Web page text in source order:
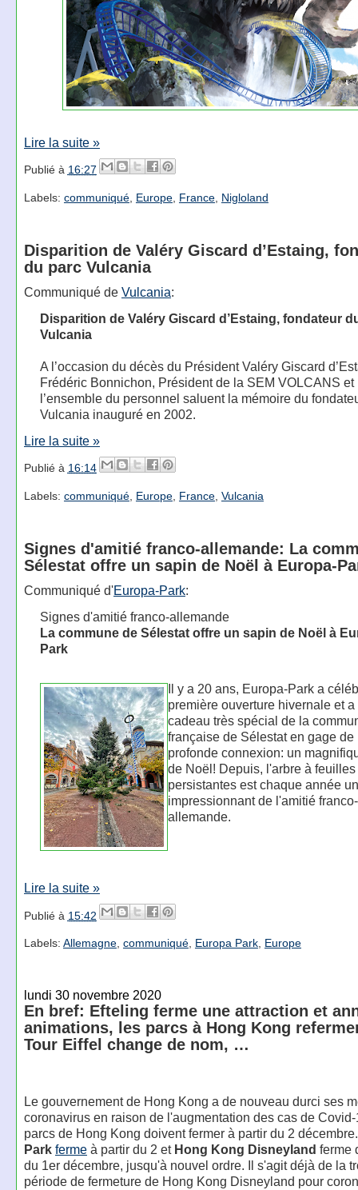
Lire la suite »
Publié à 16:27
Labels: communiqué, Europe, France, Nigloland
Disparition de Valéry Giscard d’Estaing,
du parc Vulcania
Communiqué de Vulcania:
Disparition de Valéry Giscard d’Estaing, fondateur
Vulcania
A l’occasion du décès du Président Valéry Giscard
Frédéric Bonnichon, Président de la SEM VOLCANS et
l’ensemble du personnel saluent la mémoire du
Vulcania inauguré en 2002.
Lire la suite »
Publié à 16:14
Labels: communiqué, Europe, France, Vulcania
Signes d'amitié franco-allemande: La
Sélestat offre un sapin de Noël à Europa-
Communiqué d'Europa-Park:
Signes d'amitié franco-allemande
La commune de Sélestat offre un sapin de Noël à
Park
Il y a 20 ans, Europa-Park a
première ouverture hivernale et a
cadeau très spécial de la
française de Sélestat en gage de
profonde connexion: un
de Noël! Depuis, l'arbre à feuilles
persistantes est chaque année
impressionnant de l'amitié franco-
allemande.
Lire la suite »
Publié à 15:42
Labels: Allemagne, communiqué, Europa Park, Europe
lundi 30 novembre 2020
En bref: Efteling ferme une attraction et
animations, les parcs à Hong Kong
Tour Eiffel change de nom, …
Le gouvernement de Hong Kong a de nouveau durci ses
coronavirus en raison de l'augmentation des cas de
parcs de Hong Kong doivent fermer à partir du 2
Park fermeà partir du 2 et Hong Kong Disneyland ferme
du 1er décembre, jusqu'à nouvel ordre. Il s'agit déjà de la
période de fermeture de Hong Kong Disneyland pour